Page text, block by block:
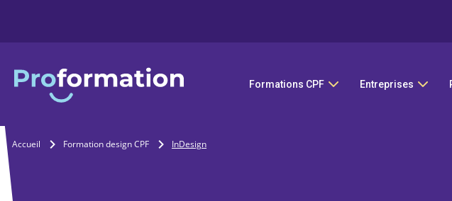
Formations CPF Entreprises
Accueil Formation design CPF InDesign